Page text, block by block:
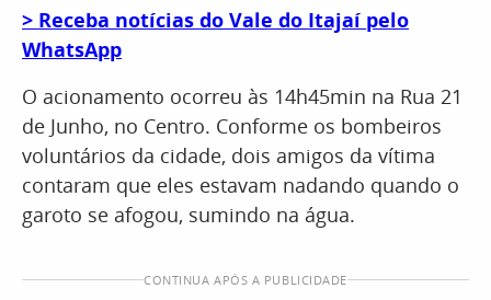
> Receba notícias do Vale do Itajaí pelo
WhatsApp
O acionamento ocorreu às 14h45min na Rua 21
de Junho, no Centro. Conforme os bombeiros
voluntários da cidade, dois amigos da vítima
contaram que eles estavam nadando quando o
garoto se afogou, sumindo na água.
CONTINUA APÓS A PUBLICIDADE